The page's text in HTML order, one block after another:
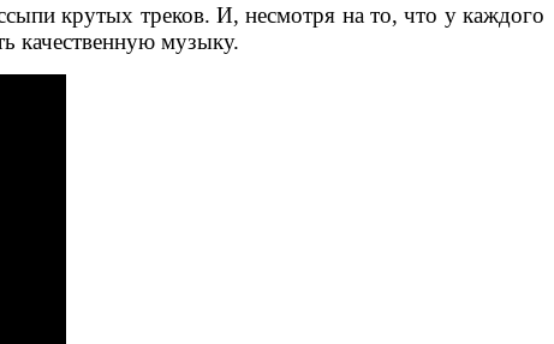
крутых треков. И, несмотря на то, что у каждого
качественную музыку.